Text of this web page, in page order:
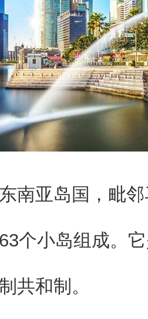
南亚岛国，毗
个小岛组成。
共和制。